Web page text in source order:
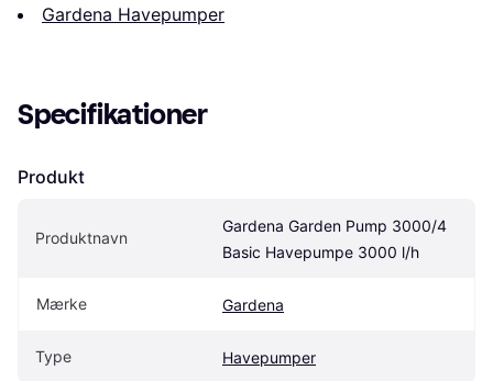
Gardena Havepumper
Specifikationer
Produkt
Produktnavn
Gardena Garden Pump 3000/4
Basic Havepumpe 3000 l/h
Mærke Gardena
Type Havepumper